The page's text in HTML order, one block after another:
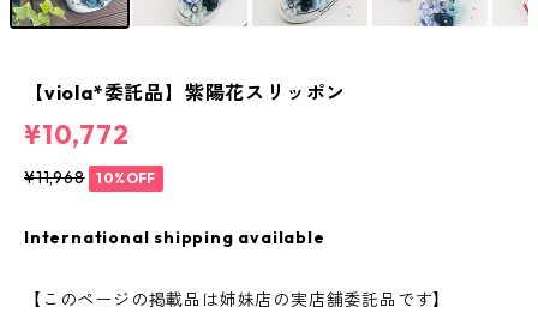
【viola*委託品】紫陽花スリッポン
¥10,772
¥11,968 10%OFF
International shipping available
【このページの掲載品は姉妹店の実店舗委託品です】